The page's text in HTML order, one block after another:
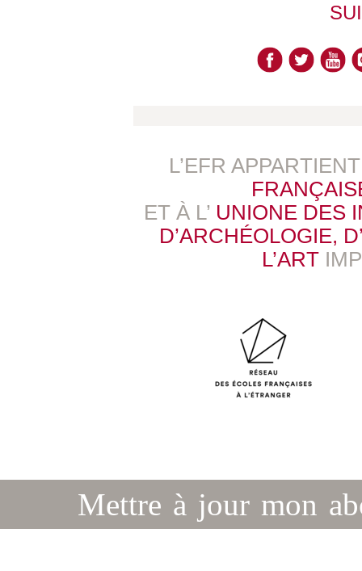
L’EFR
ET À L’ UNIONE DES
D’ARCHÉOLOGIE,
L’ART
Mettre à jour mon